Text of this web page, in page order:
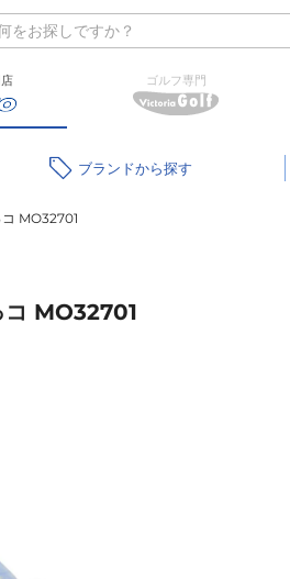
ゴルフ専門
ブランド
MO32701
コ MO32701